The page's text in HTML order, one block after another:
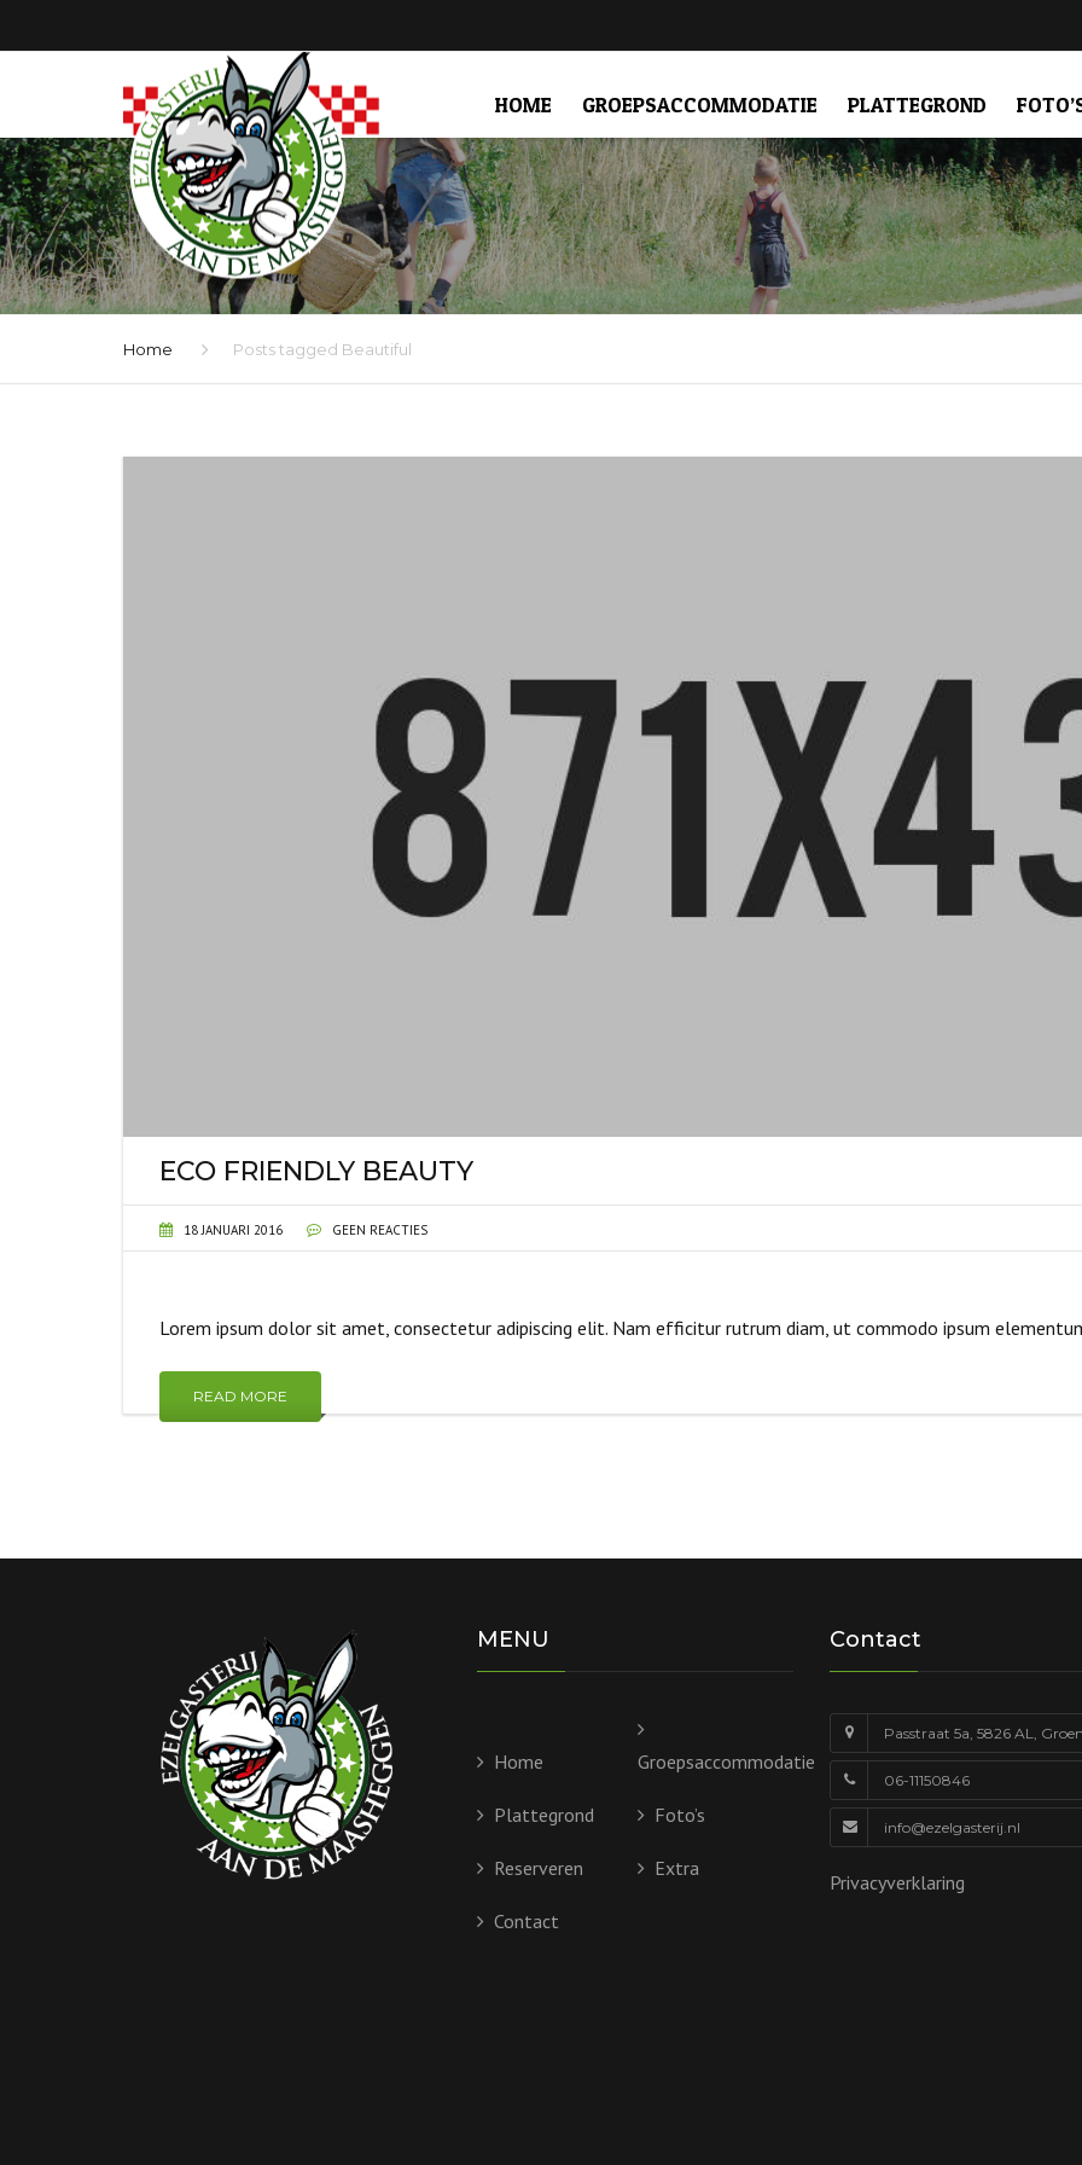
HOME GROEPSACCOMMODATIE
WOONKAMER MET KEUKEN
SLAPEN
SANITAIR
PLATTEGROND
Home Posts tagged Beautiful
ECO FRIENDLY BEAUTY
18 JANUARI 2016 GEEN REACTIES
Lorem ipsum dolor sit amet, consectetur adipiscing elit. Nam efficitur rutrum diam, ut commodo ipsum
READ MORE
MENU
Home Groepsaccommodatie
Plattegrond Foto’s
Reserveren Extra
Contact
Contact
Passtraat 5a, 5826 AL,
06-11150846
info@ezelgasterij.nl
Privacyverklaring